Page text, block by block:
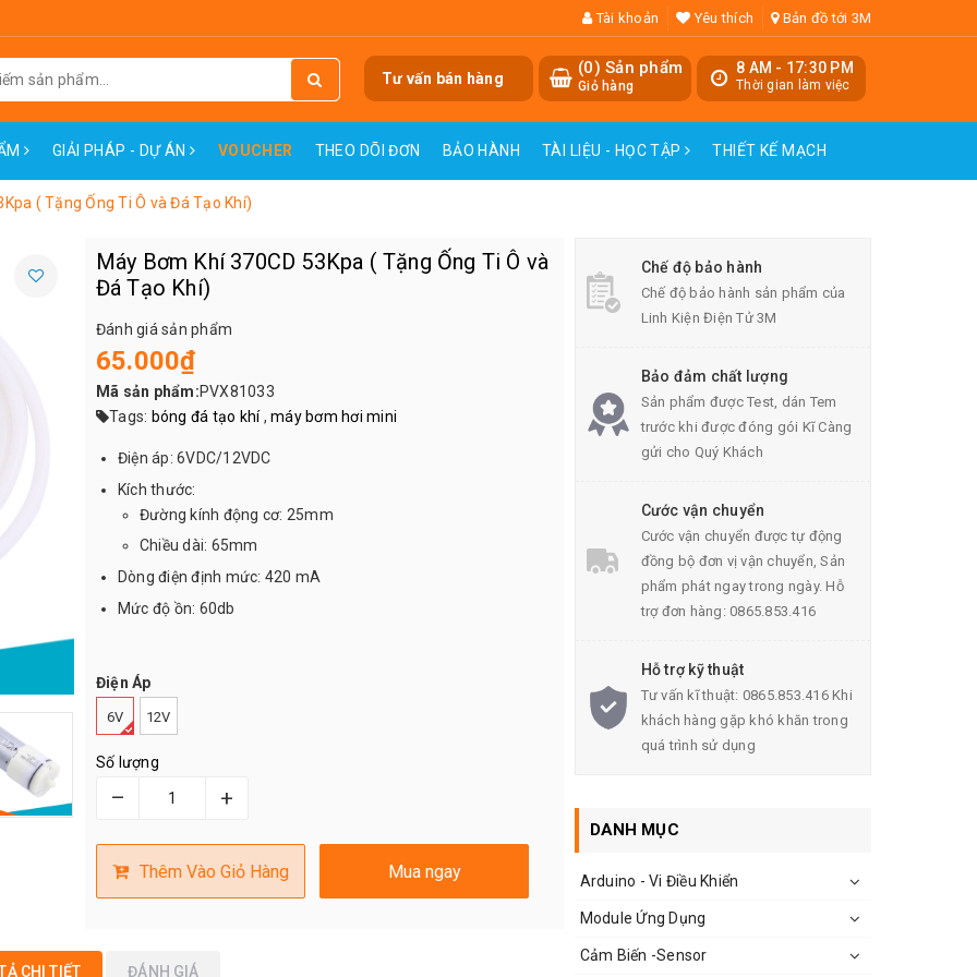
Tài khoản Yêu thích Bản đồ tới 3M
8 AM - 17:30 PM
Thời gian làm việc
(0) Sản phẩm
Giỏ hàng
Tư vấn bán hàng
GIẢI PHÁP - DỰ ÁN VOUCHER THEO DÕI ĐƠN BẢO HÀNH TÀI LIỆU - HỌC TẬP THIẾT KẾ MẠCH
( Tặng Ống Ti Ô và Đá Tạo Khí)
Máy Bơm Khí 370CD 53Kpa ( Tặng Ống Ti Ô và
Đá Tạo Khí)
Đánh giá sản phẩm
65.000₫
Mã sản phẩm:PVX81033
Tags: bóng đá tạo khí , máy bơm hơi mini
Điện áp: 6VDC/12VDC
Kích thước:
Đường kính động cơ: 25mm
Chiều dài: 65mm
Dòng điện định mức: 420 mA
Mức độ ồn: 60db
Điện Áp
6V 12V
Số lượng
– +
Thêm Vào Giỏ Hàng Mua ngay
CHI TIẾT ĐÁNH GIÁ
Chế độ bảo hành
Chế độ bảo hành sản phẩm của
Linh Kiện Điện Tử 3M
Bảo đảm chất lượng
Sản phẩm được Test, dán Tem
trước khi được đóng gói Kĩ Càng
gửi cho Quý Khách
Cước vận chuyển
Cước vận chuyển được tự động
đồng bộ đơn vị vận chuyển, Sản
phẩm phát ngay trong ngày. Hỗ
trợ đơn hàng: 0865.853.416
Hỗ trợ kỹ thuật
Tư vấn kĩ thuật: 0865.853.416 Khi
khách hàng gặp khó khăn trong
quá trình sử dụng
DANH MỤC
Arduino - Vi Điều Khiển
Module Ứng Dụng
Cảm Biến -Sensor